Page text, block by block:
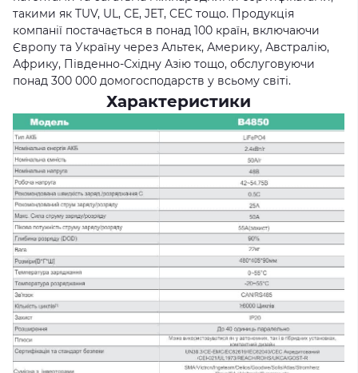
такими як TUV, UL, CE, JET, CEC тощо. Продукція
компанії постачається в понад 100 країн, включаючи
Європу та Україну через Альтек, Америку, Австралію,
Африку, Південно-Східну Азію тощо, обслуговуючи
понад 300 000 домогосподарств у всьому світі.
Характеристики